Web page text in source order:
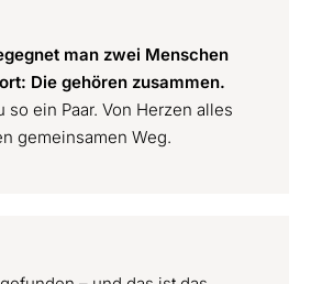
man zwei Menschen
Die gehören zusammen.
so ein Paar. Von Herzen alles
gemeinsamen Weg.